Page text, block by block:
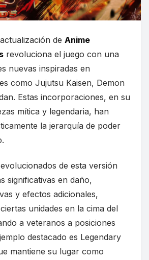
de Anime
revoluciona el juego con una
nuevas inspiradas en
como Jujutsu Kaisen, Demon
Estas incorporaciones, en su
mítica y legendaria, han
la jerarquía de poder
de esta versión
significativas en daño,
y efectos adicionales,
unidades en la cima del
a veteranos a posiciones
destacado es Legendary
mantiene su lugar como